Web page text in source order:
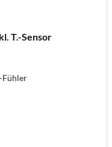
T.-Sensor
Fühler